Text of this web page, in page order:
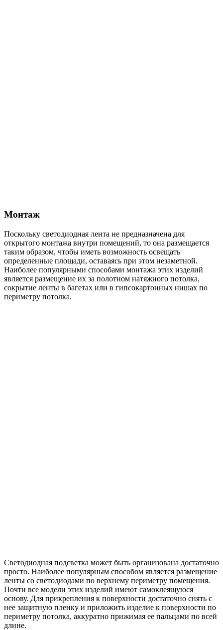
Монтаж
Поскольку светодиодная лента не предназначена для
открытого монтажа внутри помещений, то она размещается
таким образом, чтобы иметь возможность освещать
определенные площади, оставаясь при этом незаметной.
Наиболее популярными способами монтажа этих изделий
является размещение их за полотном натяжного потолка,
сокрытие ленты в багетах или в гипсокартонных нишах по
периметру потолка.
Светодиодная подсветка может быть организована достаточно
просто. Наиболее популярным способом является размещение
ленты со светодиодами по верхнему периметру помещения.
Почти все модели этих изделий имеют самоклеящуюся
основу. Для прикрепления к поверхности достаточно снять с
нее защитную пленку и приложить изделие к поверхности по
периметру потолка, аккуратно прижимая ее пальцами по всей
длине.